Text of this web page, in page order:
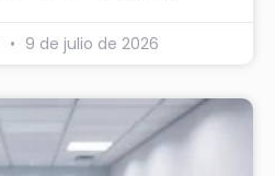
9 de julio de 2026